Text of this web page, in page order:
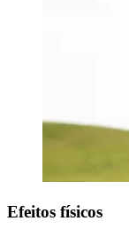
Efeitos físicos